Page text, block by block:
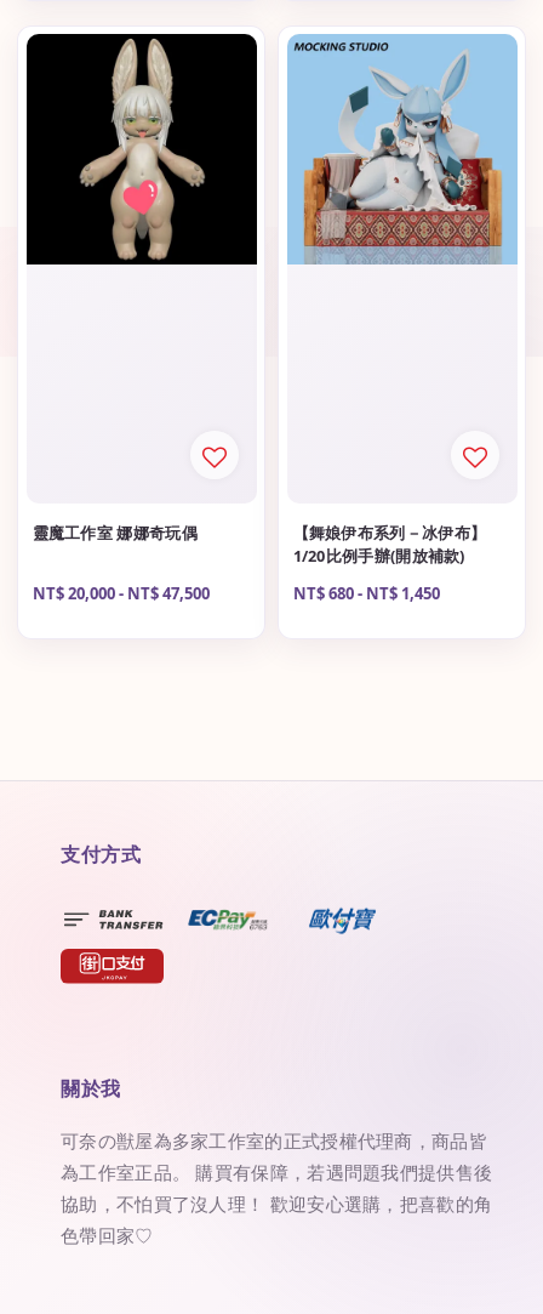
靈魔工作室 娜娜奇玩偶
Regular
NT$ 20,000- NT$ 47,500
【舞娘伊布系列－冰伊布】
1/20比例手辦(開放補款)
Regular
NT$ 680- NT$ 1,450
支付方式
關於我
可奈の獣屋為多家工作室的正式授權代理商，商品皆
為工作室正品。 購買有保障，若遇問題我們提供售後
協助，不怕買了沒人理！ 歡迎安心選購，把喜歡的角
色帶回家♡